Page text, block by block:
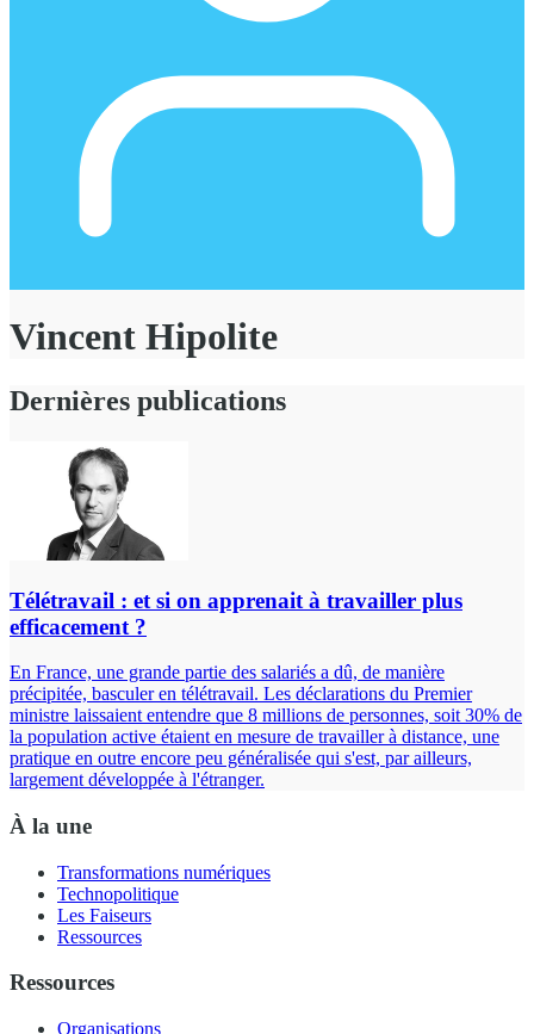
Vincent Hipolite
Dernières publications
Télétravail : et si on apprenait à travailler plus
efficacement ?
En France, une grande partie des salariés a dû, de manière
précipitée, basculer en télétravail. Les déclarations du Premier
ministre laissaient entendre que 8 millions de personnes, soit 30% de
la population active étaient en mesure de travailler à distance, une
pratique en outre encore peu généralisée qui s'est, par ailleurs,
largement développée à l'étranger.
À la une
Transformations numériques
Technopolitique
Les Faiseurs
Ressources
Ressources
Organisations